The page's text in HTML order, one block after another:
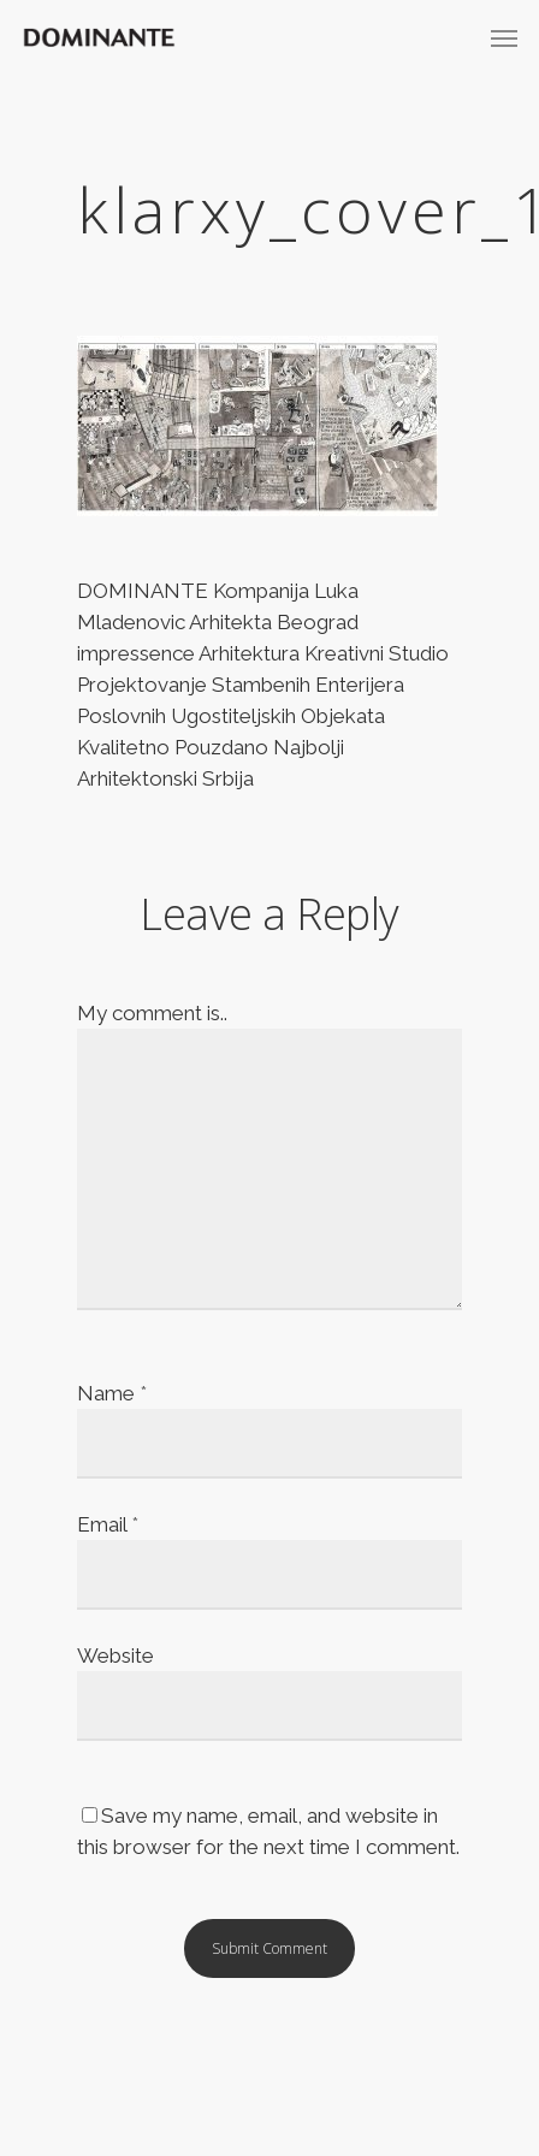
DOMINANTE Kompanija Luka
Mladenovic Arhitekta Beograd
impressence Arhitektura Kreativni Studio
Projektovanje Stambenih Enterijera
Poslovnih Ugostiteljskih Objekata
Kvalitetno Pouzdano Najbolji
Arhitektonski Srbija
Leave a Reply
My comment is..
Name *
Email *
Website
Save my name, email, and website in
this browser for the next time I comment.